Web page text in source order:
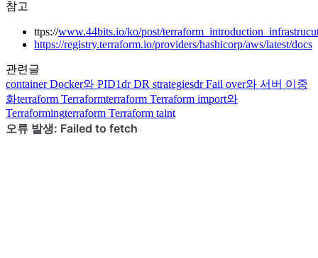
참고
ttps://www.44bits.io/ko/post/
https://registry.terraform.io/providers/hashicorp/aws/latest/docs
관련글
containerDocker와 PID1drDR strategiesdrFail over와 서버 이중
화terraform Terraformterraform Terraform import와
Terraformingterraform Terraform taint